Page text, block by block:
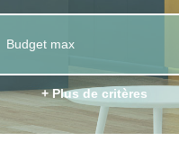
+ Plus de critères